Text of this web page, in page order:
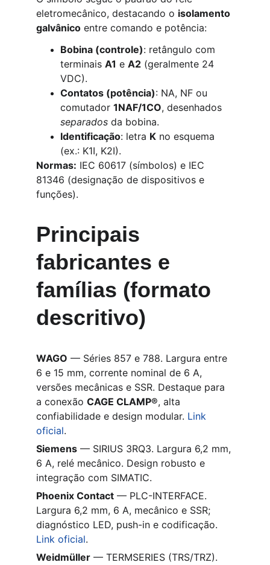
eletromecânico, destacando o isolamento
galvânico entre comando e potência:
Bobina (controle): retângulo com
terminais A1 e A2 (geralmente 24
VDC).
Contatos (potência): NA, NF ou
comutador 1NAF/1CO, desenhados
separados da bobina.
Identificação: letra K no esquema
(ex.: K1I, K2I).
Normas: IEC 60617 (símbolos) e IEC
81346 (designação de dispositivos e
funções).
Principais
fabricantes e
famílias (formato
descritivo)
WAGO — Séries 857 e 788. Largura entre
6 e 15 mm, corrente nominal de 6 A,
versões mecânicas e SSR. Destaque para
a conexão CAGE CLAMP®, alta
confiabilidade e design modular. Link
oficial.
Siemens — SIRIUS 3RQ3. Largura 6,2 mm,
6 A, relé mecânico. Design robusto e
integração com SIMATIC.
Phoenix Contact — PLC-INTERFACE.
Largura 6,2 mm, 6 A, mecânico e SSR;
diagnóstico LED, push-in e codificação.
Link oficial.
Weidmüller — TERMSERIES (TRS/TRZ).